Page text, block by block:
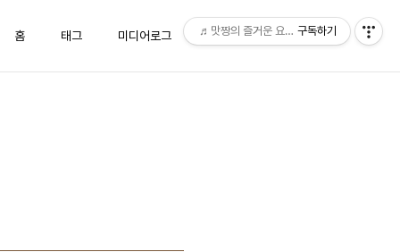
홈 태그 미디어로그 위치로그 방명록
♬맛짱의 즐거운 요리시간♬
구독하기